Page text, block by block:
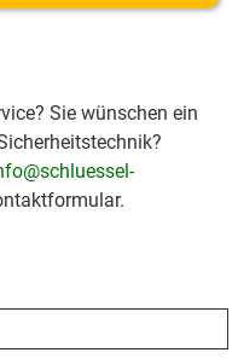
Sie wünschen ein